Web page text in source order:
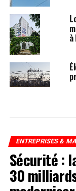
à
ENTREPRISES &
Sécurité :
30